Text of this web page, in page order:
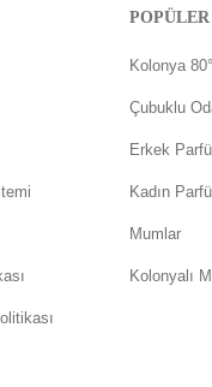
Kolonya 80°
Çubuklu
Erkek
Kadın
Mumlar
Kolonyalı